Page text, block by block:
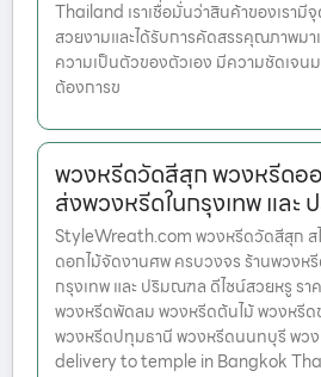
Thailand เราเชื่อมั่นว่าสินค้าของเรามี
สวยงามและได้รับการคัดสรรคุณภาพม
ความเป็นตัวของตัวเอง มีความชัดเจน
ต้องการข
พวงหรีดวัดสีสุก พวงหรีดอ
ส่งพวงหรีดในกรุงเทพ และ
StyleWreath.com พวงหรีดวัดสีสุก ส
ดอกไม้จัดงานศพ ครบวงจร ร้านพวงห
กรุงเทพ และ ปริมณฑล ดีไซน์สวยหรู ร
พวงหรีดพัดลม พวงหรีดต้นไม้ พวงหรีด
พวงหรีดปทุมธานี พวงหรีดนนทบุรี พว
delivery to temple in Bangkok